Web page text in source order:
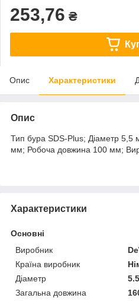
253,76 ₴
Опис Характеристики
Опис
Тип бура SDS-Plus; Діаметр 5,5
мм; Робоча довжина 100 мм;
Характеристики
Основні
Виробник
Країна виробник
Діаметр
Загальна довжина